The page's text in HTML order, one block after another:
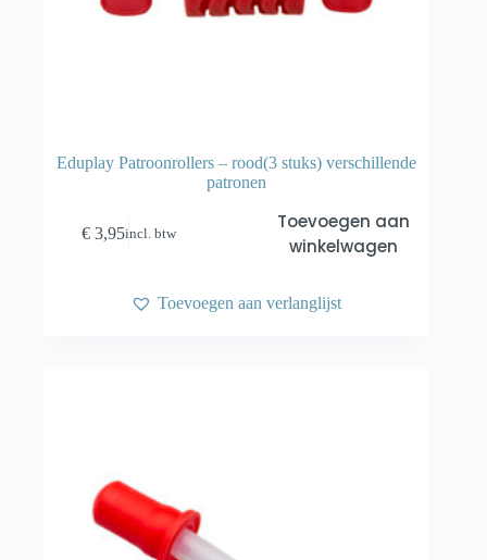
Eduplay Patroonrollers – rood(3 stuks) verschillende
patronen
€ 3,95incl. btw
Toevoegen aan
winkelwagen
Toevoegen aan verlanglijst